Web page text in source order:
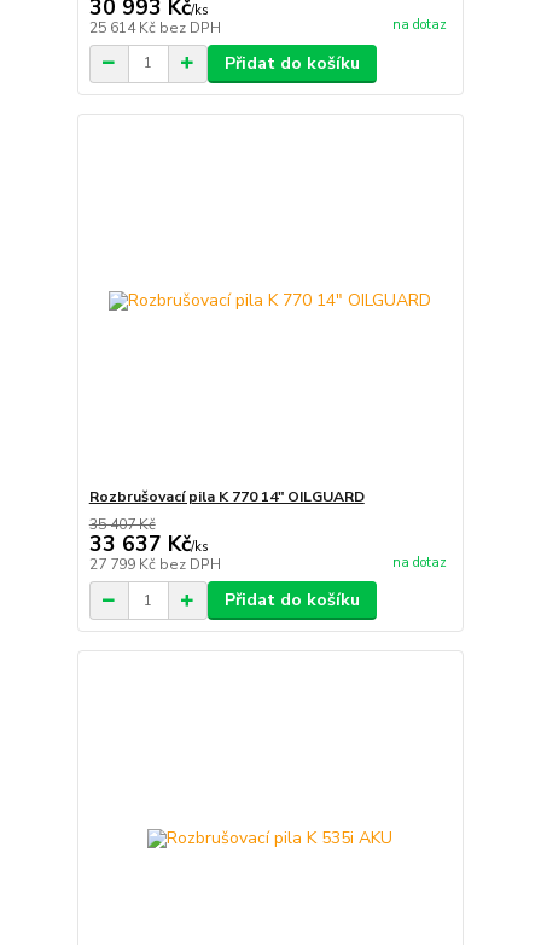
30 993 Kč/ks
25 614 Kč bez DPH na dotaz
Přidat do košíku
Rozbrušovací pila K 770 14" OILGUARD
35 407 Kč
33 637 Kč/ks
27 799 Kč bez DPH na dotaz
Přidat do košíku